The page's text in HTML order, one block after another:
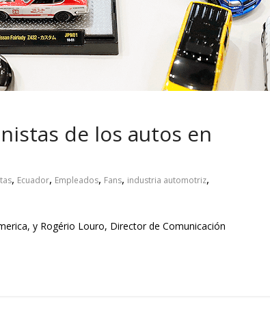
de los autos en
, Ecuador, Empleados, Fans, industria automotriz,
y Rogério Louro, Director de Comunicación